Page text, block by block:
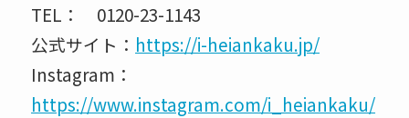
TEL： 0120-23-1143
公式サイト： https://i-heiankaku.jp/
Instagram：
https://www.instagram.com/i_heiankaku/